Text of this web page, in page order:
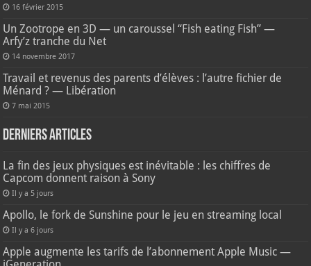
16 février 2015
Un Zootrope en 3D — un caroussel “Fish eating Fish” —
Arfy’z tranche du Net
14 novembre 2017
Travail et revenus des parents d’élèves : l’autre fichier de
Ménard ? — Libération
7 mai 2015
Derniers articles
La fin des jeux physiques est inévitable : les chiffres de
Capcom donnent raison à Sony
Il y a 5 jours
Apollo, le fork de Sunshine pour le jeu en streaming local
Il y a 6 jours
Apple augmente les tarifs de l’abonnement Apple Music —